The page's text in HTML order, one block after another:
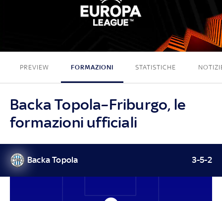
PREVIEW FORMAZIONI STATISTICHE
Backa Topola–Friburgo, le
formazioni ufficiali
Backa Topola 3-5-2